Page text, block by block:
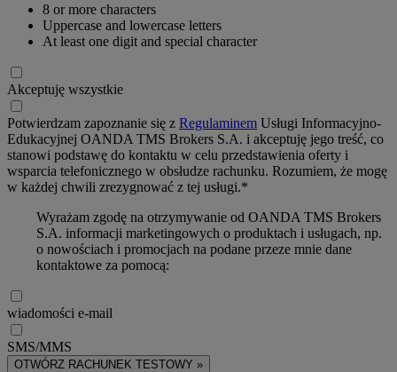
8 or more characters
Uppercase and lowercase letters
At least one digit and special character
Akceptuję wszystkie
Potwierdzam zapoznanie się z Regulaminem Usługi Informacyjno-
Edukacyjnej OANDA TMS Brokers S.A. i akceptuję jego treść, co
stanowi podstawę do kontaktu w celu przedstawienia oferty i
wsparcia telefonicznego w obsłudze rachunku. Rozumiem, że mogę
w każdej chwili zrezygnować z tej usługi.*
Wyrażam zgodę na otrzymywanie od OANDA TMS Brokers
S.A. informacji marketingowych o produktach i usługach, np.
o nowościach i promocjach na podane przeze mnie dane
kontaktowe za pomocą:
wiadomości e-mail
SMS/MMS
OTWÓRZ RACHUNEK TESTOWY »